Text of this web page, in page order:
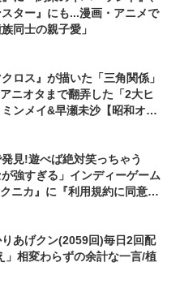
スター』にも...漫画・アニメで
同士の親子愛」
クロス』が描いた「三角関係」
ニオタまで翻弄した「2大ヒ
ンメイ&早瀬未沙【昭和オタ
見!遊べば絶対笑っちゃう
が強すぎる」インディーゲーム
ニカ』に『利用規約に同意し
りあげクン(2059回)毎日2回配
」相変わらずの余計な一言/植